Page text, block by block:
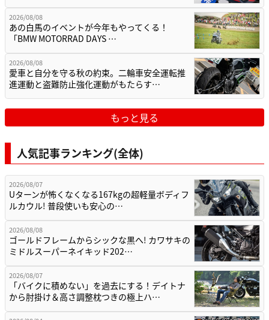
2026/08/08
あの白馬のイベントが今年もやってくる！
「BMW MOTORRAD DAYS …
2026/08/08
愛車と自分を守る秋の約束。二輪車安全運転推
進運動と盗難防止強化運動がもたらす…
もっと見る
人気記事ランキング(全体)
2026/08/07
Uターンが怖くなくなる167kgの超軽量ボディフ
ルカウル! 普段使いも安心の…
2026/08/08
ゴールドフレームからシックな黒へ! カワサキの
ミドルスーパーネイキッド202…
2026/08/07
「バイクに積めない」を過去にする！デイトナ
から肘掛け＆高さ調整枕つきの極上ハ…